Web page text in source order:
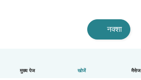
मुख्य पेज खोजें मैसेज
नक्शा